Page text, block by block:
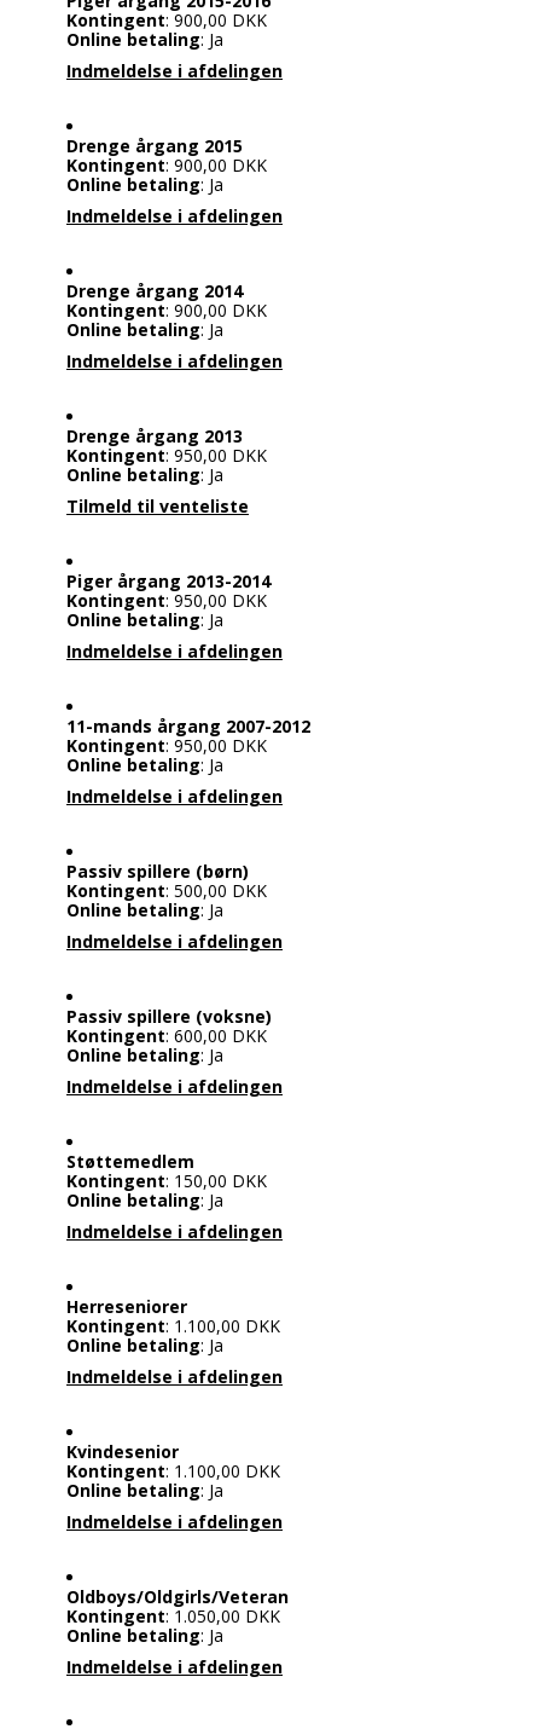
Kontingent: 900,00 DKK
Online betaling: Ja
Indmeldelse i afdelingen
Drenge årgang 2015
Kontingent: 900,00 DKK
Online betaling: Ja
Indmeldelse i afdelingen
Drenge årgang 2014
Kontingent: 900,00 DKK
Online betaling: Ja
Indmeldelse i afdelingen
Drenge årgang 2013
Kontingent: 950,00 DKK
Online betaling: Ja
Tilmeld til venteliste
Piger årgang 2013-2014
Kontingent: 950,00 DKK
Online betaling: Ja
Indmeldelse i afdelingen
11-mands årgang 2007-2012
Kontingent: 950,00 DKK
Online betaling: Ja
Indmeldelse i afdelingen
Passiv spillere (børn)
Kontingent: 500,00 DKK
Online betaling: Ja
Indmeldelse i afdelingen
Passiv spillere (voksne)
Kontingent: 600,00 DKK
Online betaling: Ja
Indmeldelse i afdelingen
Støttemedlem
Kontingent: 150,00 DKK
Online betaling: Ja
Indmeldelse i afdelingen
Herreseniorer
Kontingent: 1.100,00 DKK
Online betaling: Ja
Indmeldelse i afdelingen
Kvindesenior
Kontingent: 1.100,00 DKK
Online betaling: Ja
Indmeldelse i afdelingen
Oldboys/Oldgirls/Veteran
Kontingent: 1.050,00 DKK
Online betaling: Ja
Indmeldelse i afdelingen